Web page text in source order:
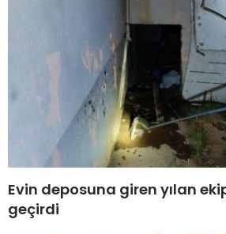
Evin deposuna giren yılan
geçirdi